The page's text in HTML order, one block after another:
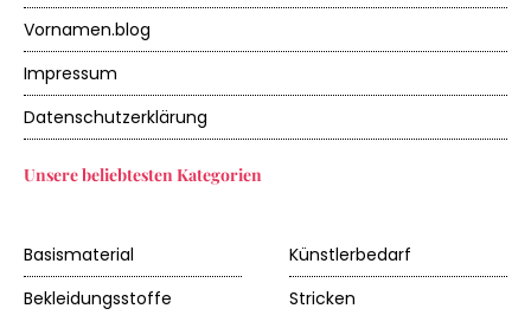
Vornamen.blog
Impressum
Datenschutzerklärung
Unsere beliebtesten Kategorien
Basismaterial
Künstlerbedarf
Bekleidungsstoffe
Stricken